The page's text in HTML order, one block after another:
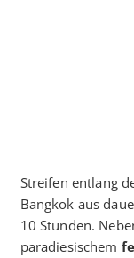
Streifen entlang
Bangkok aus
10 Stunden.
paradiesischem